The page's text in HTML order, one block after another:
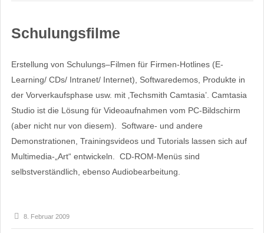
Schulungsfilme
Erstellung von Schulungs–Filmen für Firmen-Hotlines (E-
Learning/ CDs/ Intranet/ Internet), Softwaredemos, Produkte in
der Vorverkaufsphase usw. mit ‚Techsmith Camtasia’. Camtasia
Studio ist die Lösung für Videoaufnahmen vom PC-Bildschirm
(aber nicht nur von diesem). Software- und andere
Demonstrationen, Trainingsvideos und Tutorials lassen sich auf
Multimedia-„Art“ entwickeln. CD-ROM-Menüs sind
selbstverständlich, ebenso Audiobearbeitung.
8. Februar 2009